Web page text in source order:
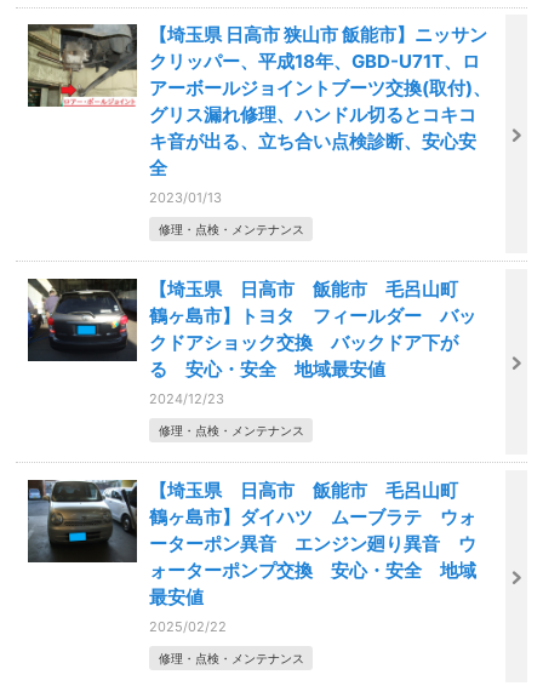
【埼玉県 日高市 狭山市 飯能市】ニッサン
クリッパー、平成18年、GBD-U71T、ロ
アーボールジョイントブーツ交換(取付)、
グリス漏れ修理、ハンドル切るとコキコ
キ音が出る、立ち合い点検診断、安心安
全
2023/01/13
修理・点検・メンテナンス
【埼玉県 日高市 飯能市 毛呂山町
鶴ヶ島市】トヨタ フィールダー バッ
クドアショック交換 バックドア下が
る 安心・安全 地域最安値
2024/12/23
修理・点検・メンテナンス
【埼玉県 日高市 飯能市 毛呂山町
鶴ヶ島市】ダイハツ ムーブラテ ウォ
ーターポン異音 エンジン廻り異音 ウ
ォーターポンプ交換 安心・安全 地域
最安値
2025/02/22
修理・点検・メンテナンス